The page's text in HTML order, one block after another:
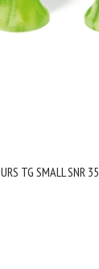
TG SMALL SNR 35